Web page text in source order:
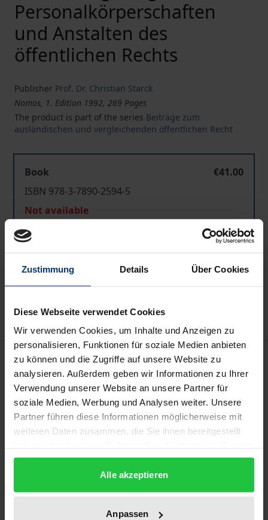
Zustimmung Details Über Cookies
Diese Webseite verwendet Cookies
Wir verwenden Cookies, um Inhalte und Anzeigen zu
personalisieren, Funktionen für soziale Medien anbieten
zu können und die Zugriffe auf unsere Website zu
analysieren. Außerdem geben wir Informationen zu Ihrer
Verwendung unserer Website an unsere Partner für
soziale Medien, Werbung und Analysen weiter. Unsere
Partner führen diese Informationen möglicherweise mit
weiteren Daten zusammen, die Sie ihnen bereitgestellt
gesammelt haben.
Alle akzeptieren
Anpassen
Personalkörperschaften
und Anstalten des
öffentlichen Rechts
Publisher Prof. Dr. Christian Starck
Nomos, 1. Edition 1992, 269 Pages
The product is part of the series Beiträge zum
ausländischen und vergleichenden öffentlichen Recht
Book
€41.00
ISBN 978-3-7890-2594-5
Not available
Bibliographical data
Edition
1
978-3-7890-2594-5